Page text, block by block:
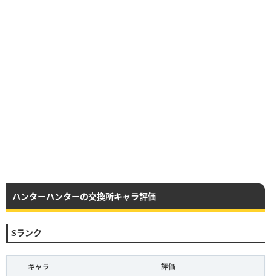
ハンターハンターの交換所キャラ評価
Sランク
キャラ 評価